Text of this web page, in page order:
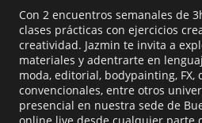
Con 2 encuentros semanales de
clases prácticas con ejercicios
creatividad. Jazmin te invita a
materiales y adentrarte en
moda, editorial, bodypainting, FX,
convencionales, entre otros
presencial en nuestra sede de